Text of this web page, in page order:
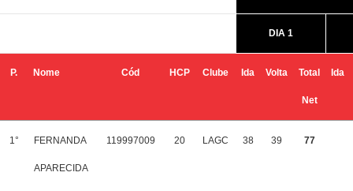
DIA 1
P. Nome Cód HCP Clube Ida Volta Total
Net
Ida
1° FERNANDA
APARECIDA
119997009 20 LAGC 38 39 77